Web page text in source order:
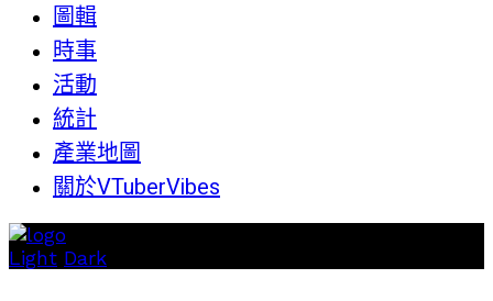
圖輯
時事
活動
統計
產業地圖
關於VTuberVibes
Light Dark